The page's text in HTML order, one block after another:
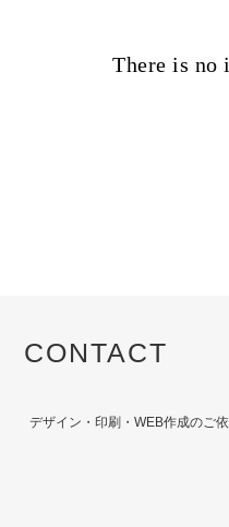
There is no
CONTACT
デザイン・印刷・WEB作成のご